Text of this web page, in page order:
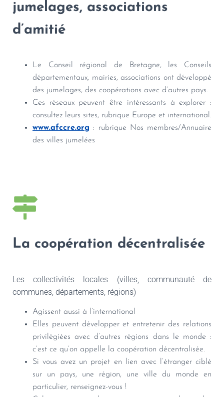
jumelages, associations
d’amitié
Le Conseil régional de Bretagne, les Conseils
départementaux, mairies, associations ont développé
des jumelages, des coopérations avec d’autres pays.
Ces réseaux peuvent être intéressants à explorer :
consultez leurs sites, rubrique Europe et international.
www.afccre.org : rubrique Nos membres/Annuaire
des villes jumelées
La coopération décentralisée
Les collectivités locales (villes, communauté de
communes, départements, régions)
Agissent aussi à l’international
Elles peuvent développer et entretenir des relations
privilégiées avec d’autres régions dans le monde :
c’est ce qu’on appelle la coopération décentralisée.
Si vous avez un projet en lien avec l’étranger ciblé
sur un pays, une région, une ville du monde en
particulier, renseignez-vous !